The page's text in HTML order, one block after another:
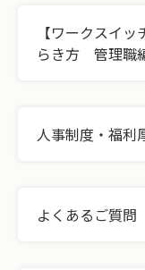
【ワークスイ
らき方 管理職
人事制度・福利
よくあるご質問